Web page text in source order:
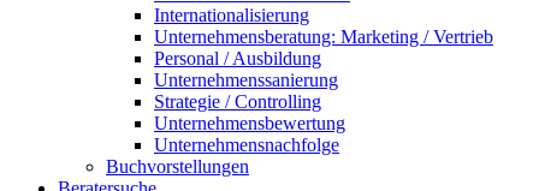
Internationalisierung
Unternehmensberatung: Marketing / Vertrieb
Personal / Ausbildung
Unternehmenssanierung
Strategie / Controlling
Unternehmensbewertung
Unternehmensnachfolge
Buchvorstellungen